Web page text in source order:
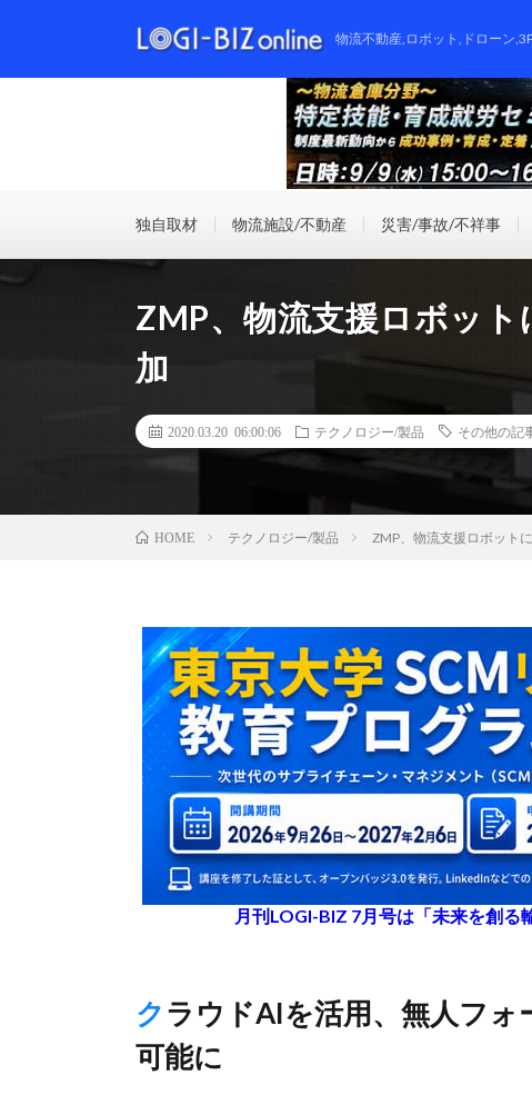
物流不動産,ロボット,ドローン
独自取材 物流施設/不動産 災害/事故/不祥事
ZMP、物流支援ロボット
加
2020.03.20 06:00:06 テクノロジー/製品 その他の記
HOME テクノロジー/製品 ZMP、物流支援ロボット
月刊LOGI-BIZ 7月号は「未来を創る
クラウドAIを活用、無人フォークリフトと連携し完全無人搬送
可能に